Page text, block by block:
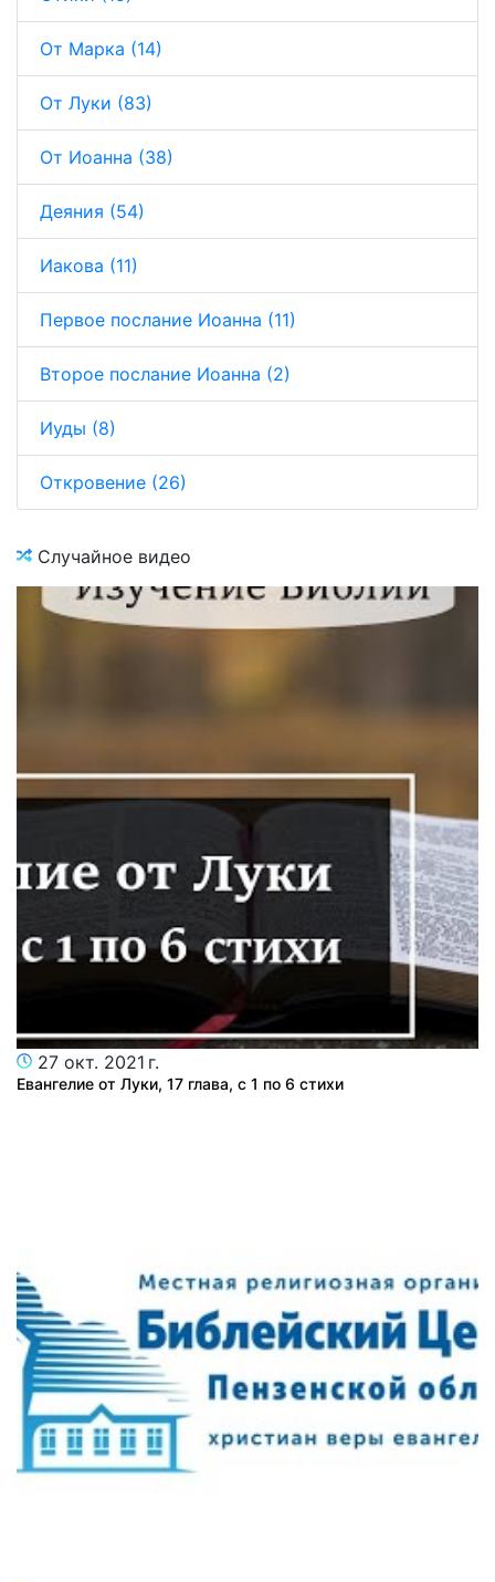
От Марка (14)
От Луки (83)
От Иоанна (38)
Деяния (54)
Иакова (11)
Первое послание Иоанна (11)
Второе послание Иоанна (2)
Иуды (8)
Откровение (26)
Случайное видео
27 окт. 2021 г.
Евангелие от Луки, 17 глава, с 1 по 6 стихи